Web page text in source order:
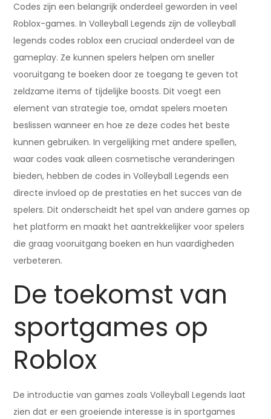
Codes zijn een belangrijk onderdeel geworden in veel
Roblox-games. In Volleyball Legends zijn de volleyball
legends codes roblox een cruciaal onderdeel van de
gameplay. Ze kunnen spelers helpen om sneller
vooruitgang te boeken door ze toegang te geven tot
zeldzame items of tijdelijke boosts. Dit voegt een
element van strategie toe, omdat spelers moeten
beslissen wanneer en hoe ze deze codes het beste
kunnen gebruiken. In vergelijking met andere spellen,
waar codes vaak alleen cosmetische veranderingen
bieden, hebben de codes in Volleyball Legends een
directe invloed op de prestaties en het succes van de
spelers. Dit onderscheidt het spel van andere games op
het platform en maakt het aantrekkelijker voor spelers
die graag vooruitgang boeken en hun vaardigheden
verbeteren.
De toekomst van
sportgames op
Roblox
De introductie van games zoals Volleyball Legends laat
zien dat er een groeiende interesse is in sportgames